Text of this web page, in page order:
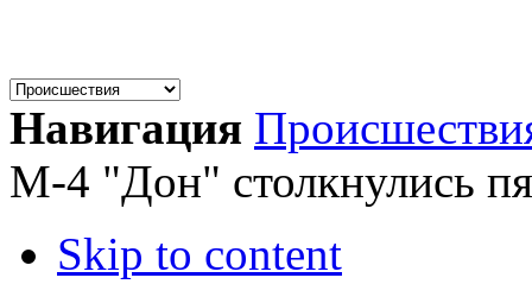
Навигация
М-4 "Дон" столкнулись
Skip to content